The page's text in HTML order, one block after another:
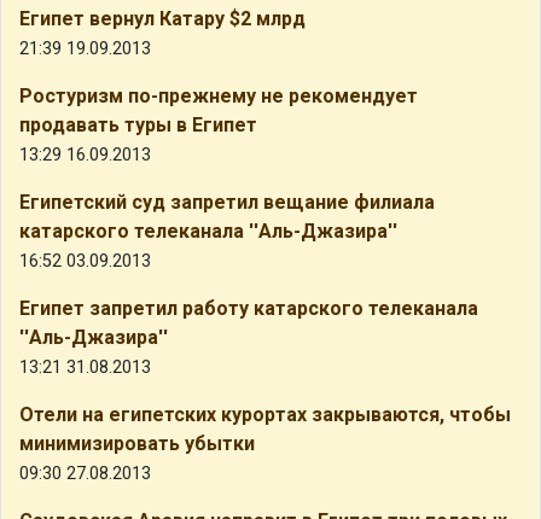
Египет вернул Катару $2 млрд
21:39 19.09.2013
Ростуризм по-прежнему не рекомендует
продавать туры в Египет
13:29 16.09.2013
Египетский суд запретил вещание филиала
катарского телеканала ''Аль-Джазира''
16:52 03.09.2013
Египет запретил работу катарского телеканала
''Аль-Джазира''
13:21 31.08.2013
Отели на египетских курортах закрываются, чтобы
минимизировать убытки
09:30 27.08.2013